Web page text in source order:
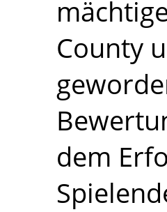
County
dem